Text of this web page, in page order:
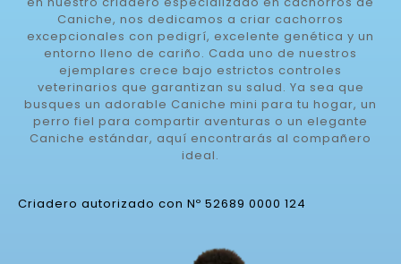
Caniche, nos dedicamos a criar cachorros
excepcionales con pedigrí, excelente genética y un
entorno lleno de cariño. Cada uno de nuestros
ejemplares crece bajo estrictos controles
veterinarios que garantizan su salud. Ya sea que
busques un adorable Caniche mini para tu hogar, un
perro fiel para compartir aventuras o un elegante
Caniche estándar, aquí encontrarás al compañero
ideal.
Criadero autorizado con Nº 52689 0000 124